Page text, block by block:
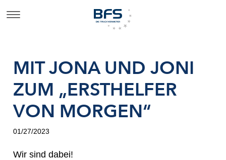
MIT JONA UND JONI
ZUM „ERSTHELFER
VON MORGEN“
01/27/2023
Wir sind dabei!